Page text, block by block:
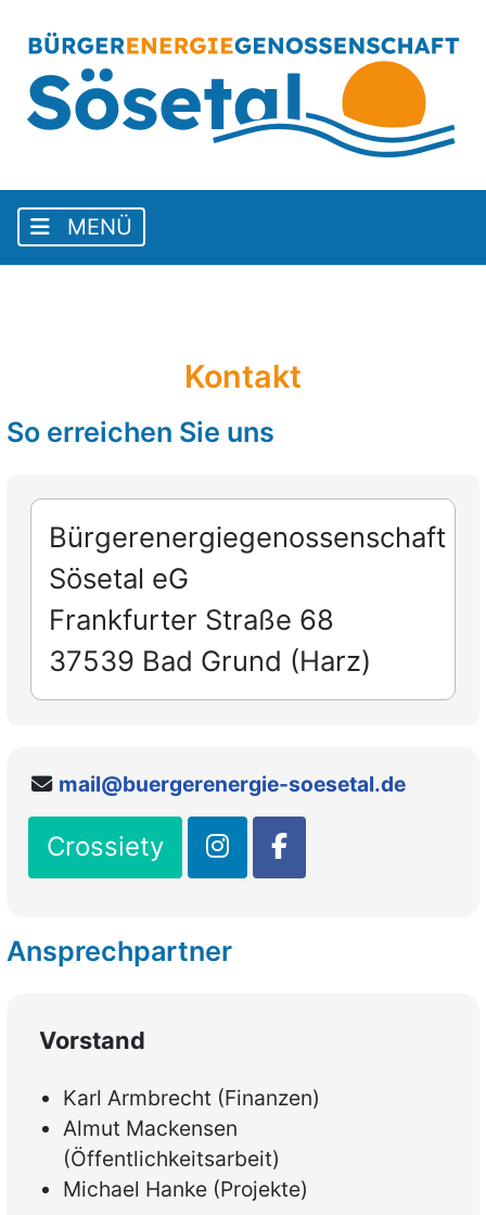
Kontakt
So erreichen Sie uns
Bürgerenergiegenossenschaft
Sösetal eG
Frankfurter Straße 68
37539 Bad Grund (Harz)
mail@buergerenergie-soesetal.de
Crossiety
Ansprechpartner
Vorstand
Karl Armbrecht (Finanzen)
Almut Mackensen
(Öffentlichkeitsarbeit)
Michael Hanke (Projekte)